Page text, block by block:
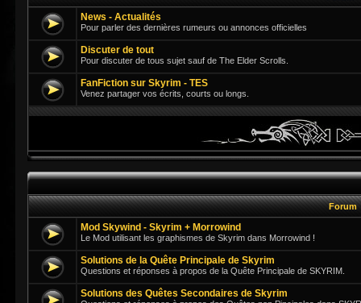
News - Actualités
Pour parler des dernières rumeurs ou annonces officielles
Discuter de tout
Pour discuter de tous sujet sauf de The Elder Scrolls.
FanFiction sur Skyrim - TES
Venez partager vos écrits, courts ou longs.
Forum
Mod Skywind - Skyrim + Morrowind
Le Mod utilisant les graphismes de Skyrim dans Morrowind !
Solutions de la Quête Principale de Skyrim
Questions et réponses à propos de la Quête Principale de SKYRIM.
Solutions des Quêtes Secondaires de Skyrim